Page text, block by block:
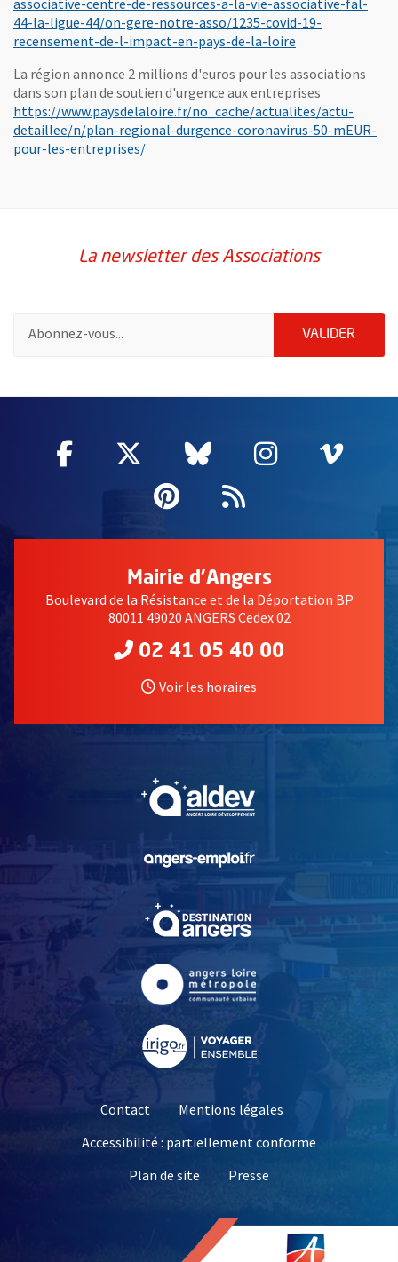
associative-centre-de-ressources-a-la-vie-associative-fal-
44-la-ligue-44/on-gere-notre-asso/1235-covid-19-
recensement-de-l-impact-en-pays-de-la-loire
La région annonce 2 millions d'euros pour les associations
dans son plan de soutien d'urgence aux entreprises
https://www.paysdelaloire.fr/no_cache/actualites/actu-
detaillee/n/plan-regional-durgence-coronavirus-50-mEUR-
pour-les-entreprises/, Ouvre une nouvelle fenêtre
La newsletter des Associations
VALIDER
Facebook
, Ouvre une nouvelle fenêtre
Twitter
, Ouvre une nouvelle
Bluesky
, Ouvre une
Instagram
, Ouvre
,
Pinterest
, Ouvre une
Flux RSS
Mairie d'Angers
Boulevard de la Résistance et de la Déportation BP
80011 49020 ANGERS Cedex 02
02 41 05 40 00
Voir les horaires
, Ouvre une nouvelle
, Ouvre une nouvelle
Contact
Mentions légales
Accessibilité : partiellement conforme
Plan de site
Presse